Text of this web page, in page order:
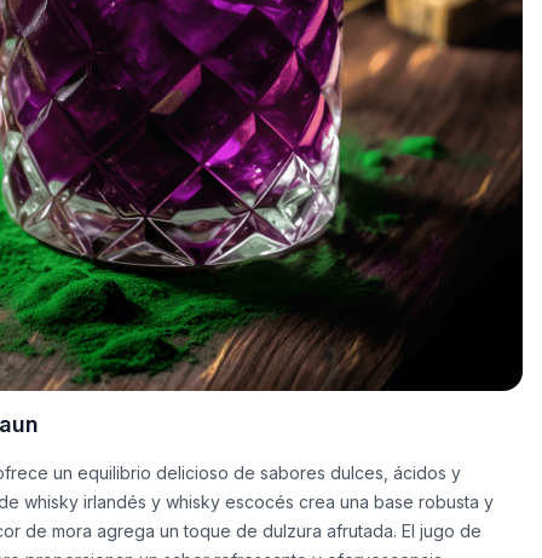
un equilibrio delicioso de sabores dulces, ácidos y
whisky irlandés y whisky escocés crea una base robusta y
de mora agrega un toque de dulzura afrutada. El jugo de